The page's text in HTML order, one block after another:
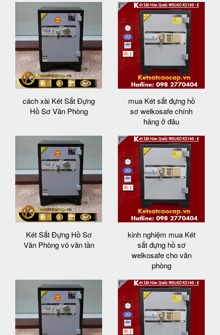
cách xài Két Sắt Đựng
Hồ Sơ Văn Phòng
mua Két sắt đựng hồ
sơ welkosafe chính
hãng ở đâu
Két Sắt Đựng Hồ Sơ
Văn Phòng võ văn tần
kinh nghiệm mua Két
sắt đựng hồ sơ
welkosafe cho văn
phòng